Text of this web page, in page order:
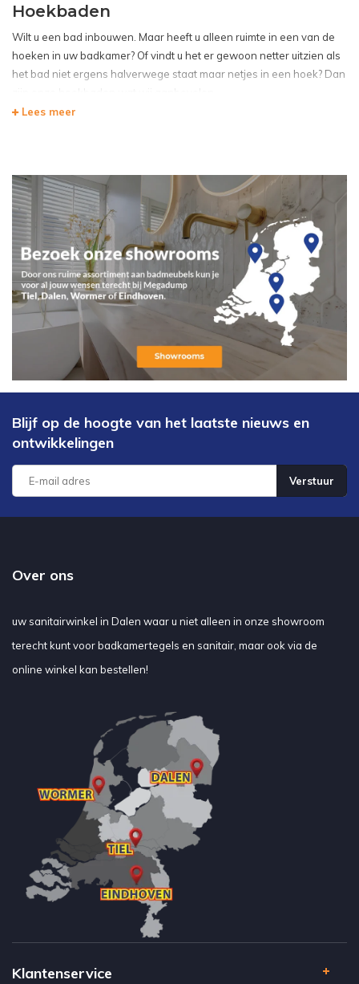
Hoekbaden
Wilt u een bad inbouwen. Maar heeft u alleen ruimte in een van de
hoeken in uw badkamer? Of vindt u het er gewoon netter uitzien als
het bad niet ergens halverwege staat maar netjes in een hoek? Dan
Lees meer
Blijf op de hoogte van het laatste nieuws en
ontwikkelingen
Verstuur
Over ons
uw sanitairwinkel in Dalen waar u niet alleen in onze showroom
terecht kunt voor badkamertegels en sanitair, maar ook via de
online winkel kan bestellen!
Klantenservice